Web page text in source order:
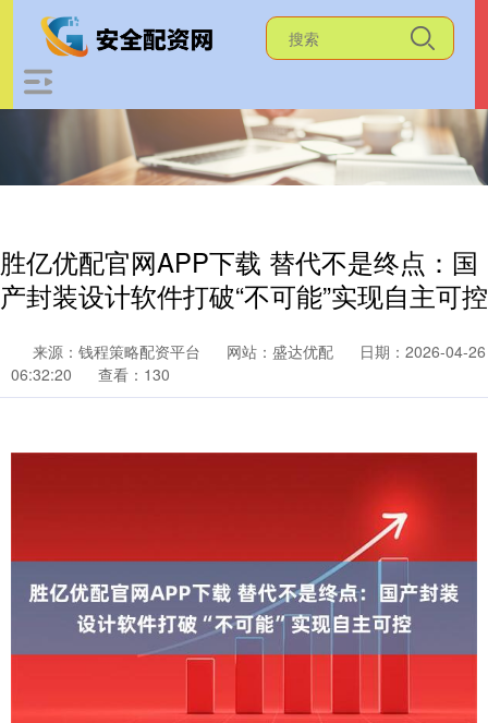
胜亿优配官网APP下载 替代不是终点：国
产封装设计软件打破“不可能”实现自主可控
来源：钱程策略配资平台 网站：盛达优配
日期：2026-04-26
06:32:20
查看：130